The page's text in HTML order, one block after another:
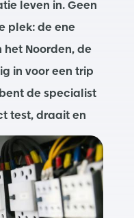
leven in. Geen
plek: de ene
het Noorden, de
in voor een trip
de specialist
test, draait en